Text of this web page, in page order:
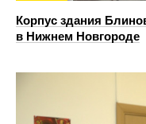
Корпус здания
в Нижнем Новгороде